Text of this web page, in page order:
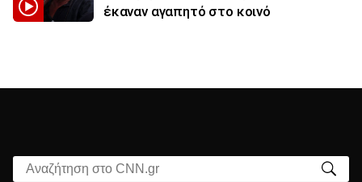
έκαναν αγαπητό στο κοινό
Αναζήτηση στο CNN.gr